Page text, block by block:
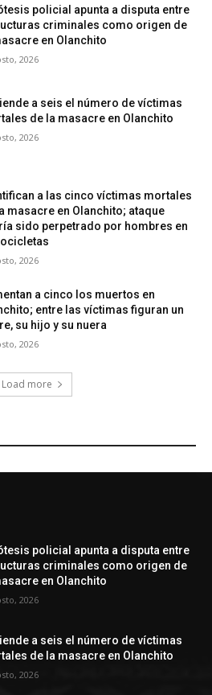
policial apunta a disputa entre
criminales como origen de
en Olanchito
2026
a seis el número de víctimas
de la masacre en Olanchito
2026
a las cinco víctimas mortales
masacre en Olanchito; ataque
sido perpetrado por hombres en
2026
a cinco los muertos en
entre las víctimas figuran un
su hijo y su nuera
2026
Load more
policial apunta a disputa entre
criminales como origen de
en Olanchito
2026
a seis el número de víctimas
de la masacre en Olanchito
2026